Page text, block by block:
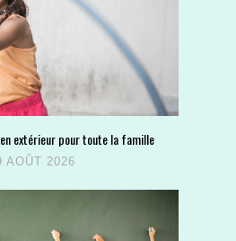
extérieur pour toute la famille
AOÛT 2026